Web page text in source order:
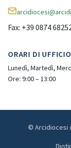
Fax: +39 0874
ORARI DI
Lunedì, Martedì,
Ore: 9:00 – 13:00
© Arcidiocesi